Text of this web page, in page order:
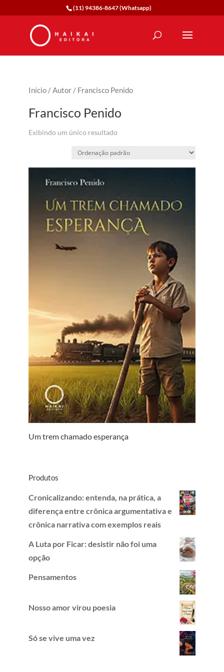
(11) 94386-8647 (Whatsapp)
Início/Autor/ Francisco Penido
Francisco Penido
Exibindo um único resultado
Um trem chamado esperança
Produtos
Cronicalizando: entenda, na prática, a
diferença entre crônica argumentativa e
crônica narrativa com exemplos reais
A Luta por Ficar: desistir não foi uma
opção
Pensamentos
Nosso amor virou poesia
Só se vive uma vez